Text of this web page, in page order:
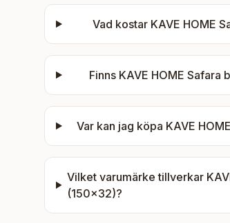
Vad kostar KAVE HOME
Finns KAVE HOME
Var kan jag köpa KAVE
Vilket varumärke tillverkar
(150x32)?